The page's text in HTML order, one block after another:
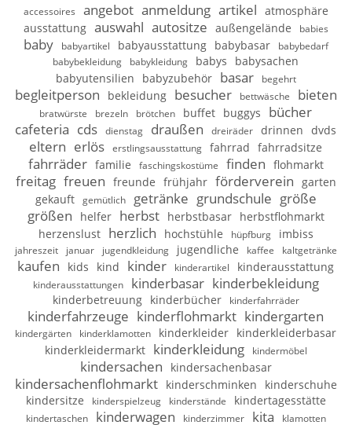
accessoires angebot anmeldung artikel atmosphäre
ausstattung auswahl autositze außengelände babies
baby babyartikel babyausstattung babybasar
babybedarf
babybekleidung
babykleidung babys
babysachen
babyutensilien
babyzubehör basar begehrt
begleitperson bekleidung besucher bettwäsche bieten
bratwürste brezeln brötchen buffet buggys
bücher
cafeteria cds dienstag draußen dreiräder drinnen dvds
eltern erlös erstlingsausstattung fahrrad fahrradsitze
fahrräder familie faschingskostüme finden flohmarkt
freitag freuen freunde frühjahr förderverein garten
gekauft
gemütlich getränke grundschule größe
größen
helfer herbst herbstbasar herbstflohmarkt
herzenslust herzlich hochstühle hüpfburg imbiss
jahreszeit januar jugendkleidung jugendliche kaffee kaltgetränke
kaufen kids kind kinder kinderartikel kinderausstattung
kinderausstattungen kinderbasar kinderbekleidung
kinderbetreuung kinderbücher kinderfahrräder
kinderfahrzeuge kinderflohmarkt kindergarten
kindergärten kinderklamotten kinderkleider kinderkleiderbasar
kinderkleidermarkt kinderkleidung kindermöbel
kindersachen kindersachenbasar
kindersachenflohmarkt kinderschminken
kinderschuhe
kindersitze
kinderspielzeug kinderstände kindertagesstätte
kindertaschen kinderwagen kinderzimmer kita
klamotten